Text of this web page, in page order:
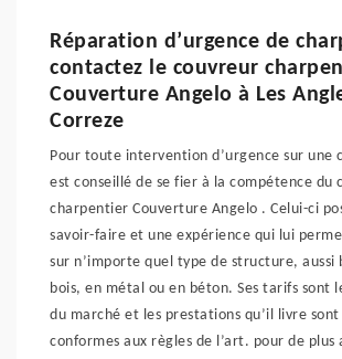
Réparation d’urgence de
contactez le couvreur
Couverture Angelo à Les
Correze
Pour toute intervention d’urgence sur une
est conseillé de se fier à la compétence du
charpentier Couverture Angelo . Celui-ci
savoir-faire et une expérience qui lui
sur n’importe quel type de structure, aussi
bois, en métal ou en béton. Ses tarifs sont
du marché et les prestations qu’il livre
conformes aux règles de l’art. pour de plus